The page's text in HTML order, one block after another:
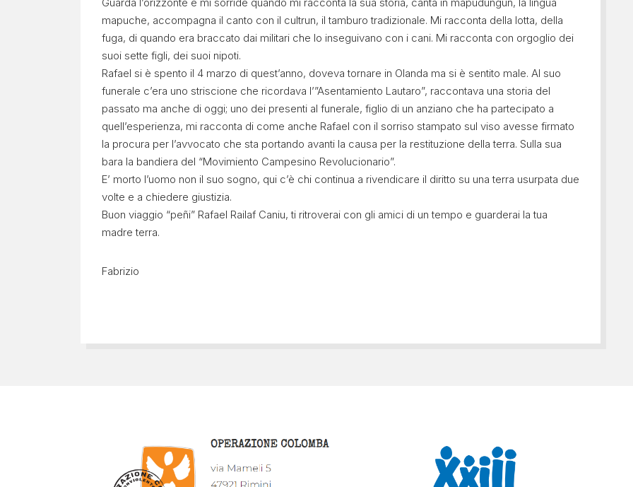
mapuche, accompagna il canto con il cultrun, il tamburo tradizionale. Mi racconta della lotta, della
fuga, di quando era braccato dai militari che lo inseguivano con i cani. Mi racconta con orgoglio dei
suoi sette figli, dei suoi nipoti.
Rafael si è spento il 4 marzo di quest’anno, doveva tornare in Olanda ma si è sentito male. Al suo
funerale c’era uno striscione che ricordava l’”Asentamiento Lautaro”, raccontava una storia del
passato ma anche di oggi; uno dei presenti al funerale, figlio di un anziano che ha partecipato a
quell’esperienza, mi racconta di come anche Rafael con il sorriso stampato sul viso avesse firmato
la procura per l’avvocato che sta portando avanti la causa per la restituzione della terra. Sulla sua
bara la bandiera del “Movimiento Campesino Revolucionario”.
E’ morto l’uomo non il suo sogno, qui c’è chi continua a rivendicare il diritto su una terra usurpata due
volte e a chiedere giustizia.
Buon viaggio “peñi” Rafael Railaf Caniu, ti ritroverai con gli amici di un tempo e guarderai la tua
madre terra.
Fabrizio